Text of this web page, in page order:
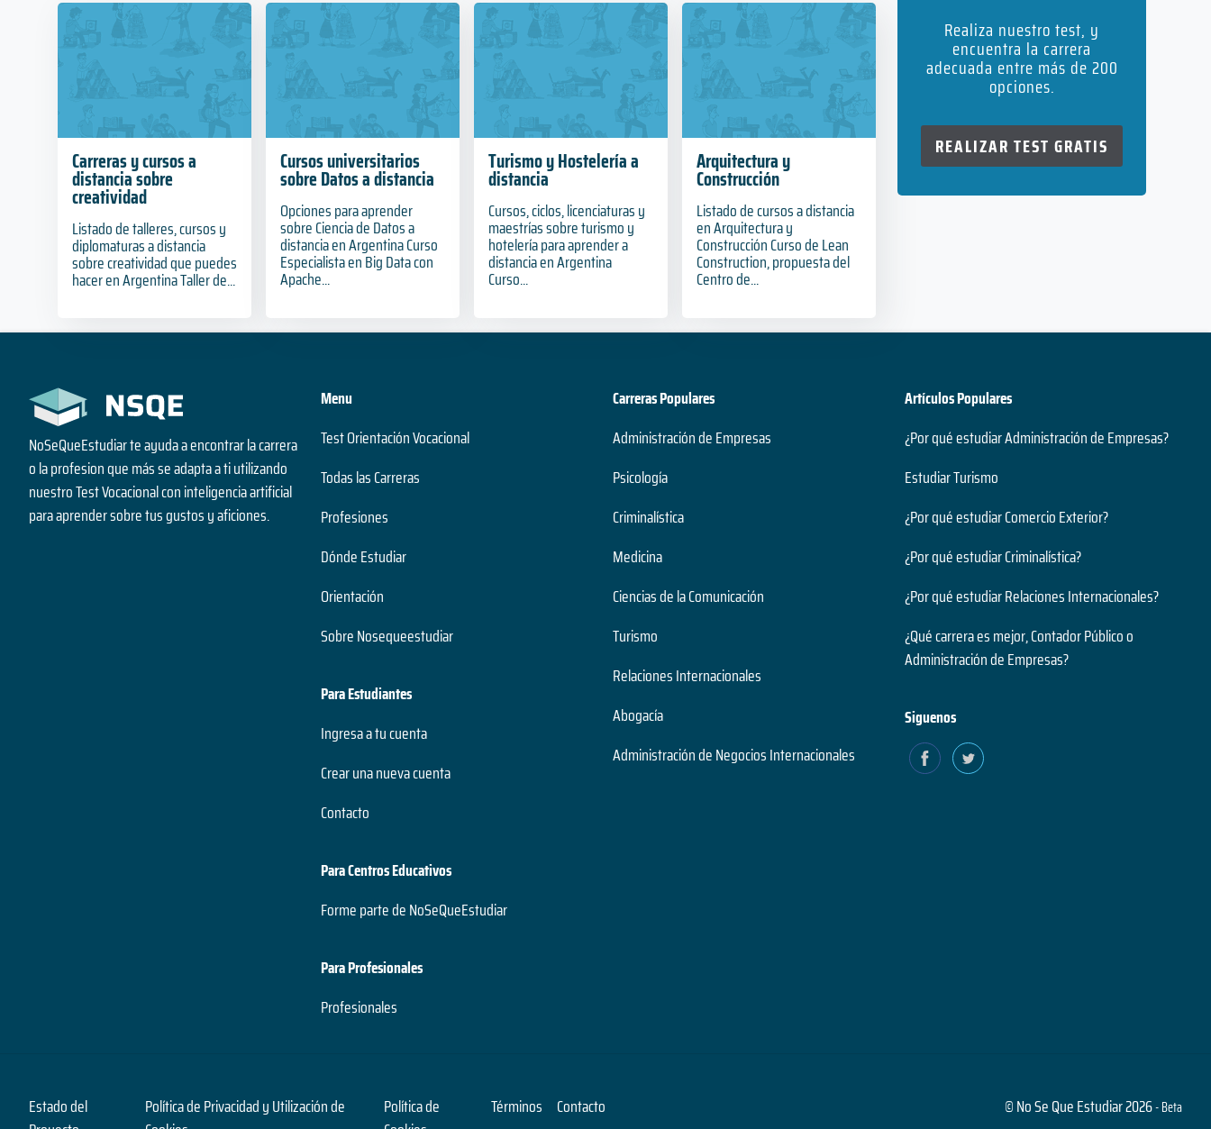
Carreras y cursos a
distancia sobre
creatividad
Listado de talleres, cursos y
diplomaturas a distancia
sobre creatividad que puedes
hacer en Argentina Taller de...
Cursos universitarios
sobre Datos a distancia
Opciones para aprender
sobre Ciencia de Datos a
distancia en Argentina Curso
Especialista en Big Data con
Apache...
Turismo y Hostelería a
distancia
Cursos, ciclos, licenciaturas y
maestrías sobre turismo y
hotelería para aprender a
distancia en Argentina
Curso...
Arquitectura y
Construcción
Listado de cursos a distancia
en Arquitectura y
Construcción Curso de Lean
Construction, propuesta del
Centro de...
Realiza nuestro test, y
encuentra la carrera
adecuada entre más de 200
opciones.
REALIZAR TEST GRATIS
NoSeQueEstudiar te ayuda a encontrar la carrera
o la profesion que más se adapta a ti utilizando
nuestro Test Vocacional con inteligencia artificial
para aprender sobre tus gustos y aficiones.
Menu
Test Orientación Vocacional
Todas las Carreras
Profesiones
Dónde Estudiar
Orientación
Sobre Nosequeestudiar
Para Estudiantes
Ingresa a tu cuenta
Crear una nueva cuenta
Contacto
Para Centros Educativos
Forme parte de NoSeQueEstudiar
Para Profesionales
Profesionales
Carreras Populares
Administración de Empresas
Psicología
Criminalística
Medicina
Ciencias de la Comunicación
Turismo
Relaciones Internacionales
Abogacía
Administración de Negocios Internacionales
Artículos Populares
¿Por qué estudiar Administración de Empresas?
Estudiar Turismo
¿Por qué estudiar Comercio Exterior?
¿Por qué estudiar Criminalística?
¿Por qué estudiar Relaciones Internacionales?
¿Qué carrera es mejor, Contador Público o
Administración de Empresas?
Siguenos
Estado del
Política de Privacidad y Utilización de
Política de
Términos Contacto © No Se Que Estudiar 2026- Beta